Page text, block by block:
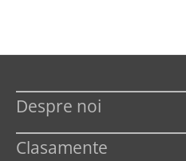
Despre noi
Clasamente